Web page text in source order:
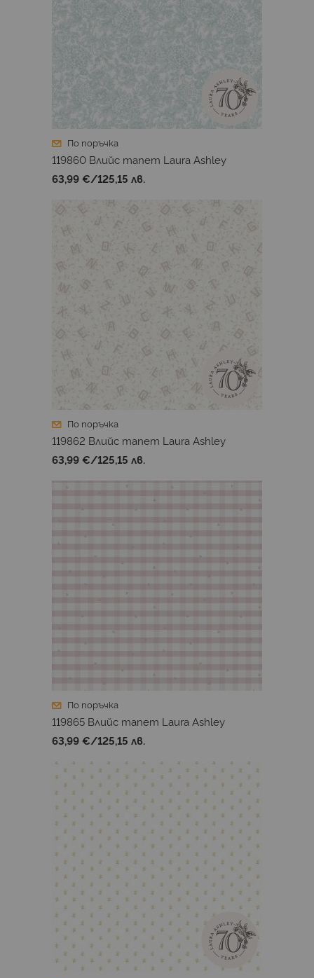
По поръчка
119860 Влийс тапет Laura Ashley
63,99 €/125,15 лв.
По поръчка
119862 Влийс тапет Laura Ashley
63,99 €/125,15 лв.
По поръчка
119865 Влийс тапет Laura Ashley
63,99 €/125,15 лв.